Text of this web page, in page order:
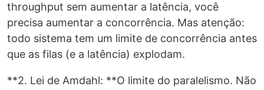
throughput sem aumentar a latência, você
precisa aumentar a concorrência. Mas atenção:
todo sistema tem um limite de concorrência antes
que as filas (e a latência) explodam.
**2. Lei de Amdahl: **O limite do paralelismo. Não